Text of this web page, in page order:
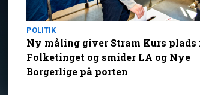
POLITIK
Ny måling giver Stram Kurs plads
Folketinget og smider LA og Nye
Borgerlige på porten